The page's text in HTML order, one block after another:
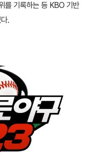
를 기록하는 등 KBO 기반
.